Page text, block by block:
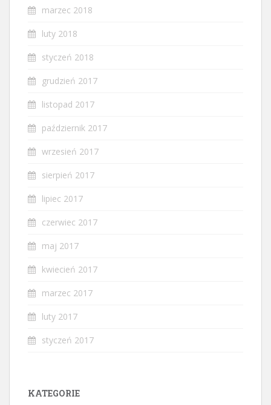
marzec 2018
luty 2018
styczeń 2018
grudzień 2017
listopad 2017
październik 2017
wrzesień 2017
sierpień 2017
lipiec 2017
czerwiec 2017
maj 2017
kwiecień 2017
marzec 2017
luty 2017
styczeń 2017
KATEGORIE